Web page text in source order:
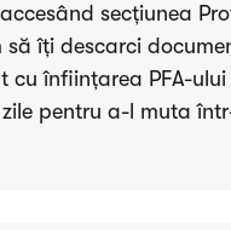
secțiunea
îți descarci
înființarea PFA-
pentru a-l muta